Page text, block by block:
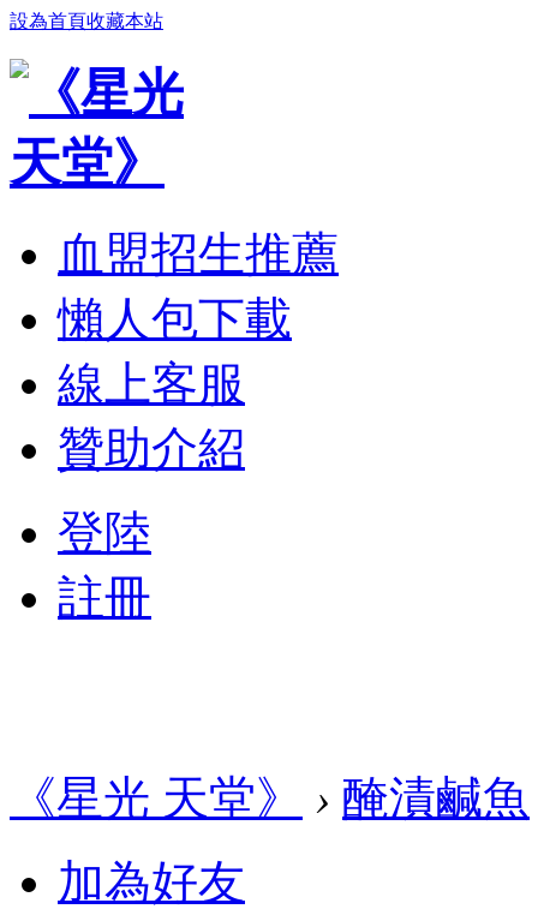
設為首頁收藏本站
血盟招生推薦
懶人包下載
線上客服
贊助介紹
登陸
註冊
《星光 天堂》 › 醃漬鹹魚
加為好友